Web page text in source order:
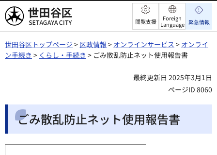
世田谷区 閲覧支援
Foreign
Language 緊急情報
世田谷区トップページ > 区政情報 > オンラインサービス > オンライ
ン手続き > くらし・手続き > ごみ散乱防止ネット使用報告書
最終更新日 2025年3月1日
ページID 8060
ごみ散乱防止ネット使用報告書